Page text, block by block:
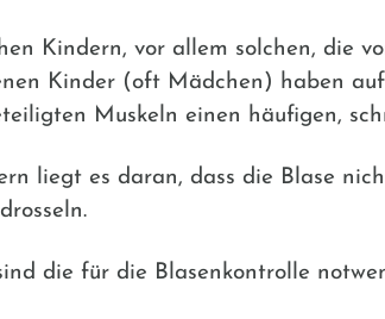
Kindern, vor allem solchen, die
Kinder (oft Mädchen) haben
Muskeln einen häufigen,
liegt es daran, dass die Blase
die für die Blasenkontrolle